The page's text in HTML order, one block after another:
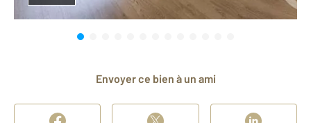
Envoyer ce bien à un ami